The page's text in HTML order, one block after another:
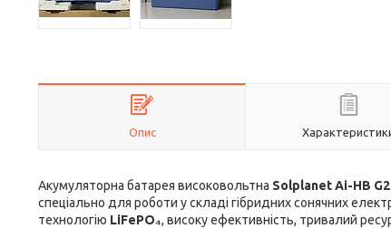
Опис
Акумуляторна батарея високовольтна Solplanet Ai-HB
спеціально для роботи у складі гібридних сонячних
технологію LiFePO₄, високу ефективність, тривалий